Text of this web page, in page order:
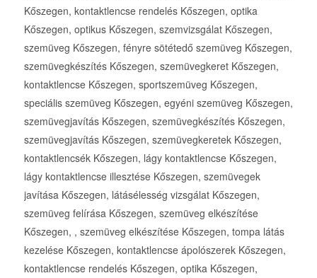
Kőszegen, kontaktlencse rendelés Kőszegen, optika
Kőszegen, optikus Kőszegen, szemvizsgálat Kőszegen,
szemüveg Kőszegen, fényre sötétedő szemüveg Kőszegen,
szemüvegkészítés Kőszegen, szemüvegkeret Kőszegen,
kontaktlencse Kőszegen, sportszemüveg Kőszegen,
speciális szemüveg Kőszegen, egyéni szemüveg Kőszegen,
szemüvegjavítás Kőszegen, szemüvegkészítés Kőszegen,
szemüvegjavítás Kőszegen, szemüvegkeretek Kőszegen,
kontaktlencsék Kőszegen, lágy kontaktlencse Kőszegen,
lágy kontaktlencse illesztése Kőszegen, szemüvegek
javítása Kőszegen, látásélesség vizsgálat Kőszegen,
szemüveg felírása Kőszegen, szemüveg elkészítése
Kőszegen, , szemüveg elkészítése Kőszegen, tompa látás
kezelése Kőszegen, kontaktlencse ápolószerek Kőszegen,
kontaktlencse rendelés Kőszegen, optika Kőszegen,